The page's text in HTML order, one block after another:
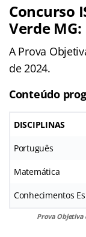
Concurso
Verde
A Prova
de 2024.
Conteúdo
DISCIPLINAS
Português
Matemática
Conhecimentos
Prova Objetiva